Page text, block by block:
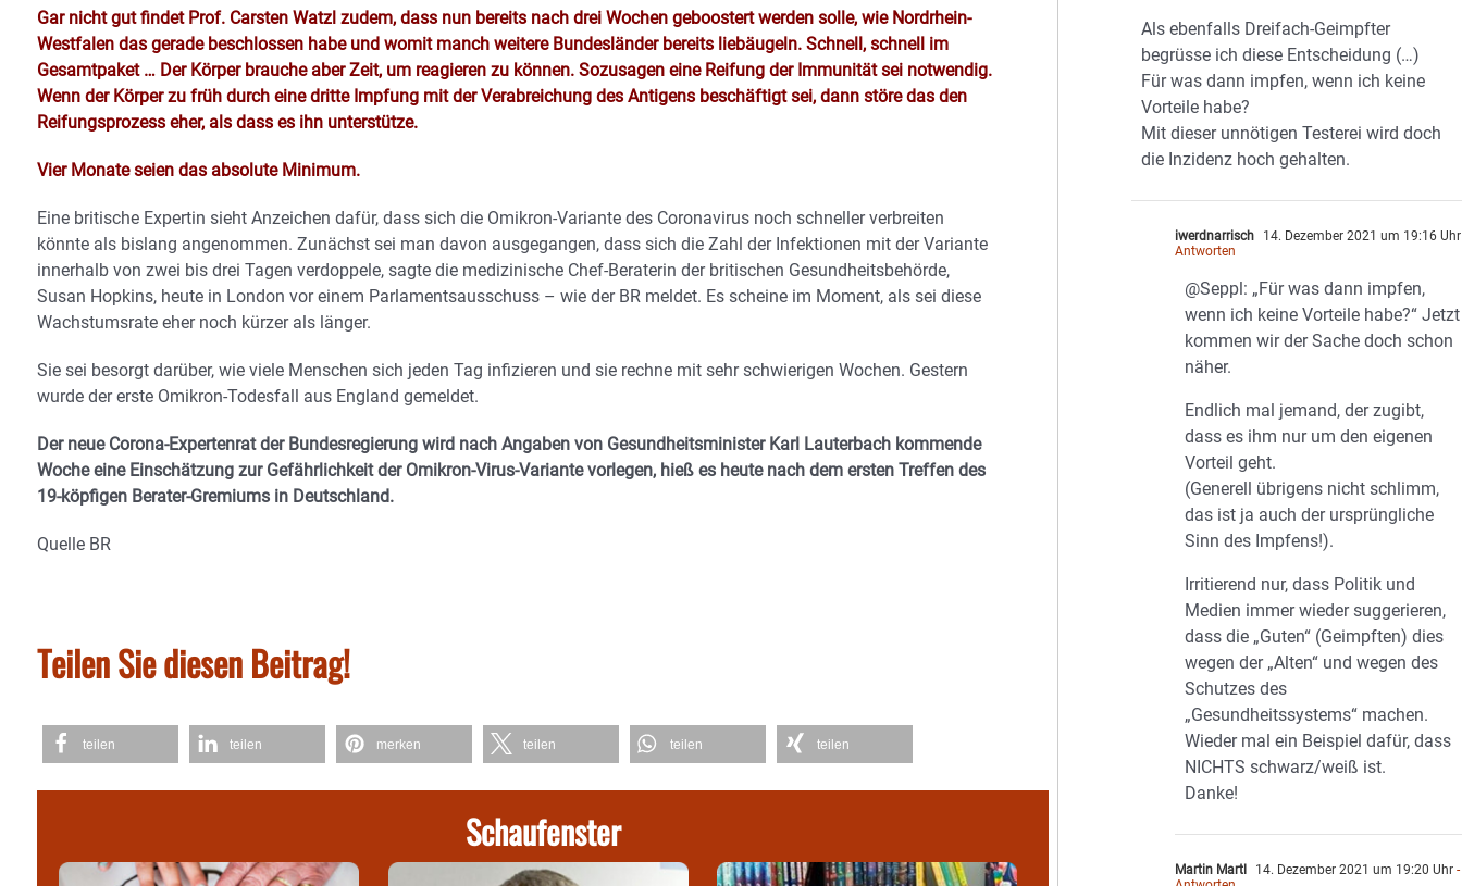
Gar nicht gut findet Prof. Carsten Watzl zudem, dass nun bereits nach drei Wochen geboostert werden solle, wie Nordrhein-
Westfalen das gerade beschlossen habe und womit manch weitere Bundesländer bereits liebäugeln. Schnell, schnell im
Gesamtpaket … Der Körper brauche aber Zeit, um reagieren zu können. Sozusagen eine Reifung der Immunität sei notwendig.
Wenn der Körper zu früh durch eine dritte Impfung mit der Verabreichung des Antigens beschäftigt sei, dann störe das den
Reifungsprozess eher, als dass es ihn unterstütze.
Vier Monate seien das absolute Minimum.
Eine britische Expertin sieht Anzeichen dafür, dass sich die Omikron-Variante des Coronavirus noch schneller verbreiten
könnte als bislang angenommen. Zunächst sei man davon ausgegangen, dass sich die Zahl der Infektionen mit der Variante
innerhalb von zwei bis drei Tagen verdoppele, sagte die medizinische Chef-Beraterin der britischen Gesundheitsbehörde,
Susan Hopkins, heute in London vor einem Parlamentsausschuss – wie der BR meldet. Es scheine im Moment, als sei diese
Wachstumsrate eher noch kürzer als länger.
Sie sei besorgt darüber, wie viele Menschen sich jeden Tag infizieren und sie rechne mit sehr schwierigen Wochen. Gestern
wurde der erste Omikron-Todesfall aus England gemeldet.
Der neue Corona-Expertenrat der Bundesregierung wird nach Angaben von Gesundheitsminister Karl Lauterbach kommende
Woche eine Einschätzung zur Gefährlichkeit der Omikron-Virus-Variante vorlegen, hieß es heute nach dem ersten Treffen des
19-köpfigen Berater-Gremiums in Deutschland.
Quelle BR
Teilen Sie diesen Beitrag!
teilen teilen merken teilen teilen teilen
Schaufenster
Als ebenfalls Dreifach-Geimpfter
begrüsse ich diese Entscheidung (…)
Für was dann impfen, wenn ich keine
Vorteile habe?
Mit dieser unnötigen Testerei wird doch
die Inzidenz hoch gehalten.
iwerdnarrisch 14. Dezember 2021 um 19:16 Uhr
Antworten
@Seppl: „Für was dann impfen,
wenn ich keine Vorteile habe?“ Jetzt
kommen wir der Sache doch schon
näher.
Endlich mal jemand, der zugibt,
dass es ihm nur um den eigenen
Vorteil geht.
(Generell übrigens nicht schlimm,
das ist ja auch der ursprüngliche
Sinn des Impfens!).
Irritierend nur, dass Politik und
Medien immer wieder suggerieren,
dass die „Guten“ (Geimpften) dies
wegen der „Alten“ und wegen des
Schutzes des
„Gesundheitssystems“ machen.
Wieder mal ein Beispiel dafür, dass
NICHTS schwarz/weiß ist.
Danke!
Martin Martl 14. Dezember 2021 um 19:20 Uhr -